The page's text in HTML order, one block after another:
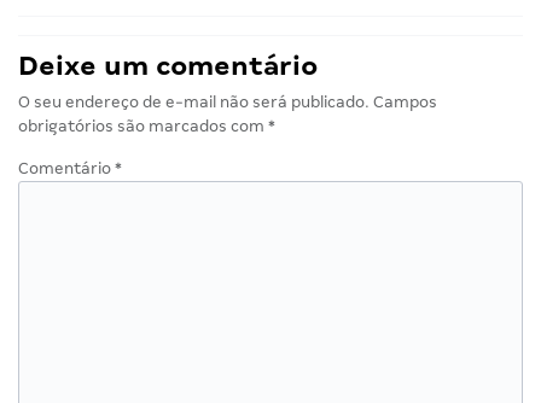
Deixe um comentário
O seu endereço de e-mail não será publicado. Campos
obrigatórios são marcados com *
Comentário *